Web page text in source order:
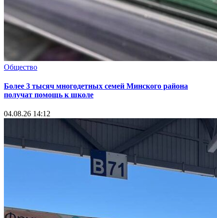
Общество
Более 3 тысяч многодетных семей Минского района
получат помощь к школе
04.08.26 14:12